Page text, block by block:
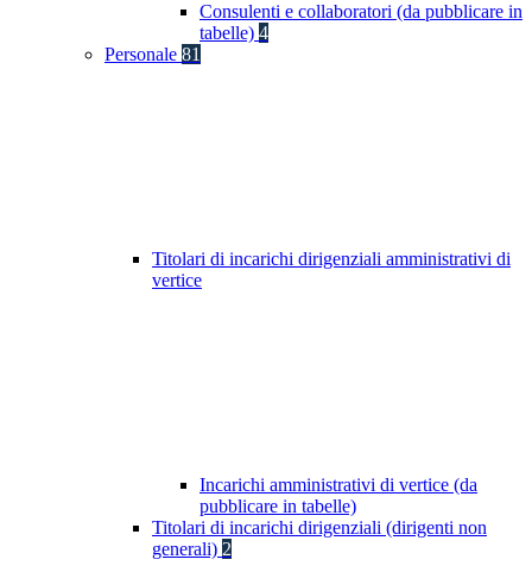
Consulenti e collaboratori (da pubblicare in
tabelle) 4
Personale 81
Titolari di incarichi dirigenziali amministrativi di
vertice
Incarichi amministrativi di vertice (da
pubblicare in tabelle)
Titolari di incarichi dirigenziali (dirigenti non
generali) 2